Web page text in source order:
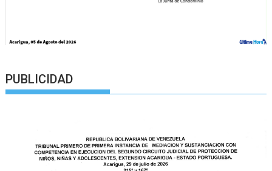
PUBLICIDAD